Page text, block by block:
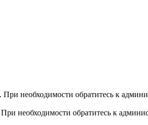
необходимости обратитесь к
необходимости обратитесь к